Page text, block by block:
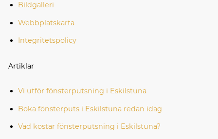
Bildgalleri
Webbplatskarta
Integritetspolicy
Artiklar
Vi utför fönsterputsning i Eskilstuna
Boka fönsterputs i Eskilstuna redan idag
Vad kostar fönsterputsning i Eskilstuna?